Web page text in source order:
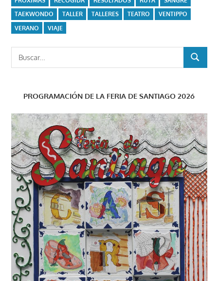
TAEKWONDO
TALLER TALLERES TEATRO
VENTIPPO
VERANO
VIAJE
BUSCAR
PROGRAMACIÓN DE LA FERIA DE SANTIAGO 2026